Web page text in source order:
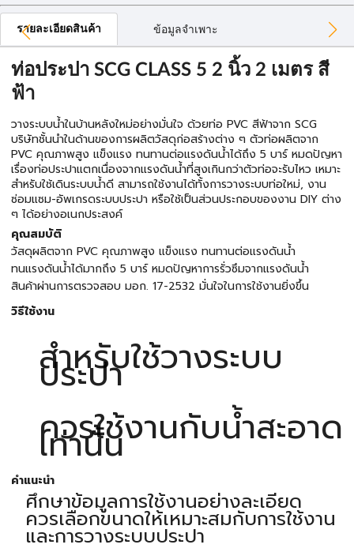
รายละเอียดสินค้า ข้อมูลจำเพาะ
ท่อประปา SCG CLASS 5 2 นิ้ว 2 เมตร สี
ฟ้า
วางระบบน้ำในบ้านหลังใหม่อย่างมั่นใจ ด้วยท่อ PVC สีฟ้าจาก SCG
บริษัทชั้นนำในด้านของการผลิตวัสดุก่อสร้างต่าง ๆ ตัวท่อผลิตจาก
PVC คุณภาพสูง แข็งแรง ทนทานต่อแรงดันน้ำได้ถึง 5 บาร์ หมดปัญหา
เรื่องท่อประปาแตกเนื่องจากแรงดันน้ำที่สูงเกินกว่าตัวท่อจะรับไหว เหมาะ
สำหรับใช้เดินระบบน้ำดี สามารถใช้งานได้ทั้งการวางระบบท่อใหม่, งาน
ซ่อมแซม-อัพเกรดระบบประปา หรือใช้เป็นส่วนประกอบของงาน DIY ต่าง
ๆ ได้อย่างอเนกประสงค์
คุณสมบัติ
วัสดุผลิตจาก PVC คุณภาพสูง แข็งแรง ทนทานต่อแรงดันน้ำ
ทนแรงดันน้ำได้มากถึง 5 บาร์ หมดปัญหาการรั่วซึมจากแรงดันน้ำ
สินค้าผ่านการตรวจสอบ มอก. 17-2532 มั่นใจในการใช้งานยิ่งขึ้น
วิธีใช้งาน
สำหรับใช้วางระบบ
ประปา
ควรใช้งานกับน้ำสะอาด
เท่านั้น
คำแนะนำ
ศึกษาข้อมูลการใช้งานอย่างละเอียด
ควรเลือกขนาดให้เหมาะสมกับการใช้งาน
และการวางระบบประปา